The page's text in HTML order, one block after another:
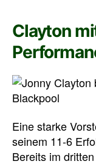
Clayton
Eine starke
seinem 11-6
Bereits im